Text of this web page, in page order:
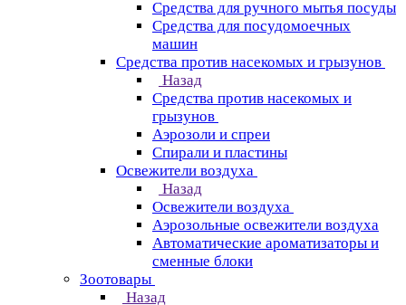
Средства для ручного мытья посуды
Средства для посудомоечных
машин
Средства против насекомых и грызунов
Назад
Средства против насекомых и
грызунов
Аэрозоли и спреи
Спирали и пластины
Освежители воздуха
Назад
Освежители воздуха
Аэрозольные освежители воздуха
Автоматические ароматизаторы и
сменные блоки
Зоотовары
Назад